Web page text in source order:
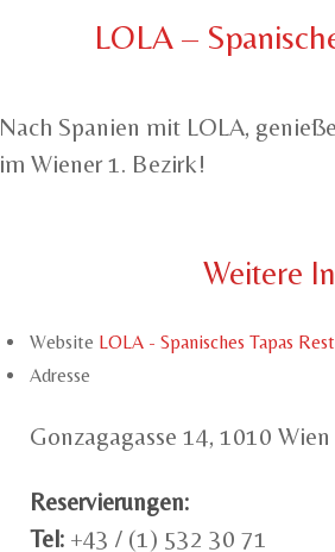
LOLA –
Nach Spanien mit LOLA,
im Wiener 1. Bezirk!
Weitere
Website LOLA - Spanisches Tapas
Adresse
Gonzagagasse 14, 1010 Wien
Reservierungen:
Tel: +43 / (1) 532 30 71